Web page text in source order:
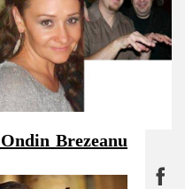
Ondin Brezeanu: